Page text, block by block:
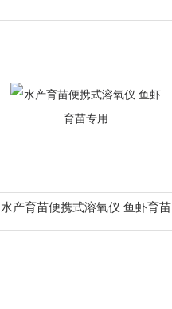
水产育苗便携式溶氧仪 鱼虾育苗
专用